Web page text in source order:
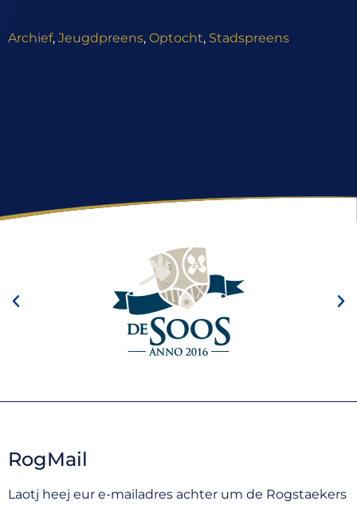
Archief, Jeugdpreens, Optocht, Stadspreens
RogMail
Laotj heej eur e-mailadres achter um de Rogstaekers